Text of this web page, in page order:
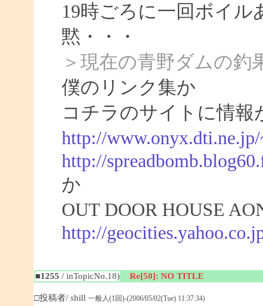
19時ごろに一回ボイ
黙・・・
＞現在の青野ダムの釣
僕のリンク集か
コチラのサイトに情報
http://
http://
か
OUT DOOR HOUSE
http://
■1255 / inTopicNo.18) Re[50]: NO TITLE
□投稿者/ shill 一般人(1回)-(2006/05/02(Tue) 11:37:34)